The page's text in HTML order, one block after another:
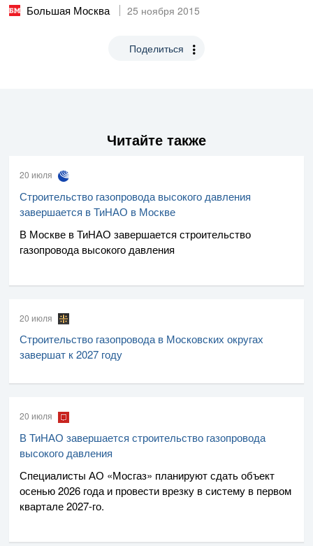
Большая Москва 25 ноября 2015
Поделиться
Читайте также
20 июля
Строительство газопровода высокого давления
завершается в ТиНАО в Москве
В Москве в ТиНАО завершается строительство
газопровода высокого давления
20 июля
Строительство газопровода в Московских округах
завершат к 2027 году
20 июля
В ТиНАО завершается строительство газопровода
высокого давления
Специалисты АО «Мосгаз» планируют сдать объект
осенью 2026 года и провести врезку в систему в первом
квартале2027-го.